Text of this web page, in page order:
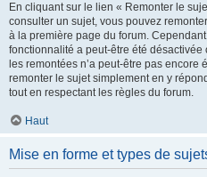
En cliquant sur le lien « Remonter le
consulter un sujet, vous pouvez
à la première page du forum.
fonctionnalité a peut-être été désactivée
les remontées n’a peut-être pas
remonter le sujet simplement en y
tout en respectant les règles du forum.
Haut
Mise en forme et types de